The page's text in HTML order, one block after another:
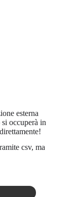
esterna
si occuperà in
direttamente!
csv, ma